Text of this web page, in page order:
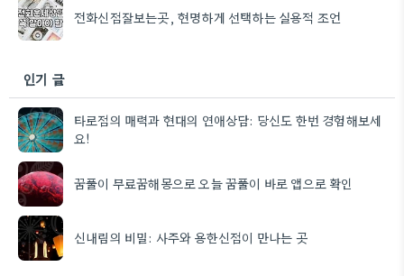
전화신점잘보는곳, 현명하게 선택하는 실용적 조언
인기 글
타로점의 매력과 현대의 연애상담: 당신도 한번 경험해보세
요!
꿈풀이 무료꿈해몽으로 오늘 꿈풀이 바로 앱으로 확인
신내림의 비밀: 사주와 용한신점이 만나는 곳